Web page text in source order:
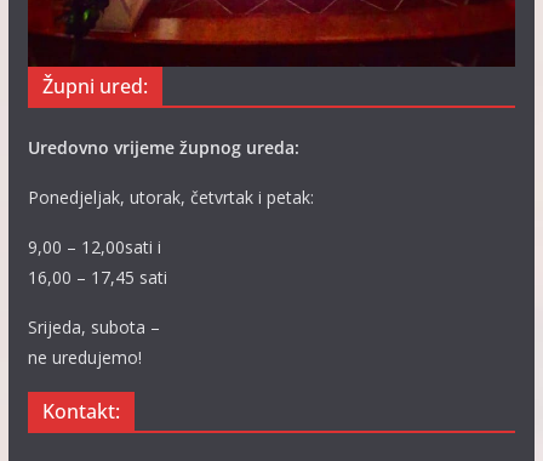
Župni ured:
Uredovno vrijeme župnog ureda:
Ponedjeljak, utorak, četvrtak i petak:
9,00 – 12,00sati i
16,00 – 17,45 sati
Srijeda, subota –
ne uredujemo!
Kontakt: